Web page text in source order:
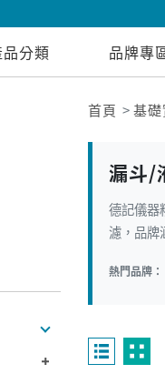
品分類 品牌專
首頁 基
漏斗/
德記儀器
濾，品牌
熱門品牌：